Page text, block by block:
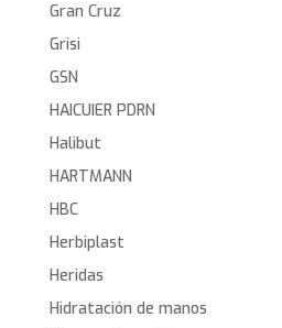
Gran Cruz
Grisi
GSN
HAICUIER PDRN
Halibut
HARTMANN
HBC
Herbiplast
Heridas
Hidratación de manos